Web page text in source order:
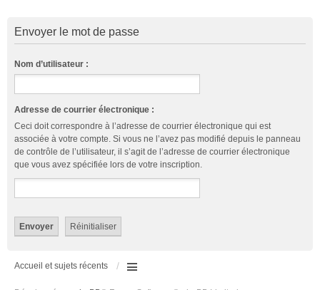
Envoyer le mot de passe
Nom d’utilisateur :
Adresse de courrier électronique :
Ceci doit correspondre à l’adresse de courrier électronique qui est
associée à votre compte. Si vous ne l’avez pas modifié depuis le panneau
de contrôle de l’utilisateur, il s’agit de l’adresse de courrier électronique
que vous avez spécifiée lors de votre inscription.
Accueil et sujets récents